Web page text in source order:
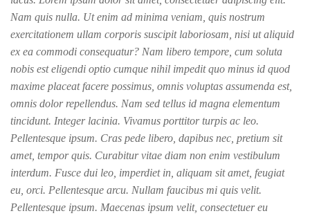
Nam quis nulla. Ut enim ad minima veniam, quis nostrum
exercitationem ullam corporis suscipit laboriosam, nisi ut aliquid
ex ea commodi consequatur? Nam libero tempore, cum soluta
nobis est eligendi optio cumque nihil impedit quo minus id quod
maxime placeat facere possimus, omnis voluptas assumenda est,
omnis dolor repellendus. Nam sed tellus id magna elementum
tincidunt. Integer lacinia. Vivamus porttitor turpis ac leo.
Pellentesque ipsum. Cras pede libero, dapibus nec, pretium sit
amet, tempor quis. Curabitur vitae diam non enim vestibulum
interdum. Fusce dui leo, imperdiet in, aliquam sit amet, feugiat
eu, orci. Pellentesque arcu. Nullam faucibus mi quis velit.
Pellentesque ipsum. Maecenas ipsum velit, consectetuer eu